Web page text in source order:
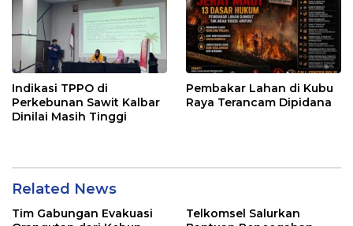
Indikasi TPPO di
Perkebunan Sawit Kalbar
Dinilai Masih Tinggi
Pembakar Lahan di Kubu
Raya Terancam Dipidana
Related News
Tim Gabungan Evakuasi
Telkomsel Salurkan